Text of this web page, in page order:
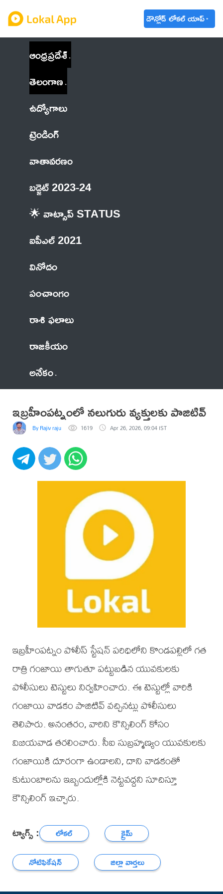
డౌన్లోడ్ లోకల్ యాప్
ఆంధ్రప్రదేశ్
తెలంగాణ
ఉద్యోగాలు
ట్రెండింగ్
వాతావరణం
బడ్జెట్ 2023-24
🌟 వాట్సాప్ STATUS
ఐపీఎల్ 2021
వినోదం
పంచాంగం
రాశి ఫలాలు
రాజకీయం
అనేకం
ఇబ్రహీంపట్నంలో నలుగురు వ్యక్తులకు పాజిటివ్
By Rajiv raju 1619 Apr 26, 2026, 09:04 IST
ఇబ్రహీంపట్నం పోలీస్ స్టేషన్ పరిధిలోని కొండపల్లిలో గత
రాత్రి గంజాయి తాగుతూ పట్టుబడిన యువకులకు
పోలీసులు టెస్టులు నిర్వహించారు. ఈ టెస్టుల్లో వారికి
గంజాయి వాడకం పాజిటివ్ వచ్చినట్లు పోలీసులు
తెలిపారు. అనంతరం, వారిని కౌన్సిలింగ్ కోసం
విజయవాడ తరలించారు. సీఐ సుబ్రహ్మణ్యం యువకులకు
గంజాయికి దూరంగా ఉండాలని, దాని వాడకంతో
కుటుంబాలను ఇబ్బందుల్లోకి నెట్టవద్దని సూచిస్తూ
కౌన్సిలింగ్ ఇచ్చారు.
ట్యాగ్స్ : లోకల్
క్రైమ్
నోటిఫికేషన్
జిల్లా వార్తలు